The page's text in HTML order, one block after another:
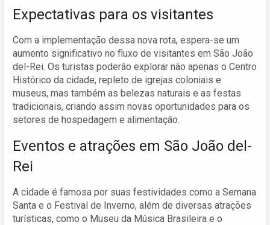
Expectativas para os visitantes
Com a implementação dessa nova rota, espera-se um
aumento significativo no fluxo de visitantes em São João
del-Rei. Os turistas poderão explorar não apenas o Centro
Histórico da cidade, repleto de igrejas coloniais e
museus, mas também as belezas naturais e as festas
tradicionais, criando assim novas oportunidades para os
setores de hospedagem e alimentação.
Eventos e atrações em São João del-
Rei
A cidade é famosa por suas festividades como a Semana
Santa e o Festival de Inverno, além de diversas atrações
turísticas, como o Museu da Música Brasileira e o